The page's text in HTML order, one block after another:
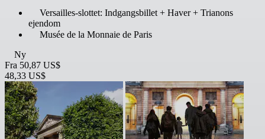
Versailles-slottet: Indgangsbillet + Haver + Trianons
ejendom
Musée de la Monnaie de Paris
Ny
Fra 50,87 US$
48,33 US$